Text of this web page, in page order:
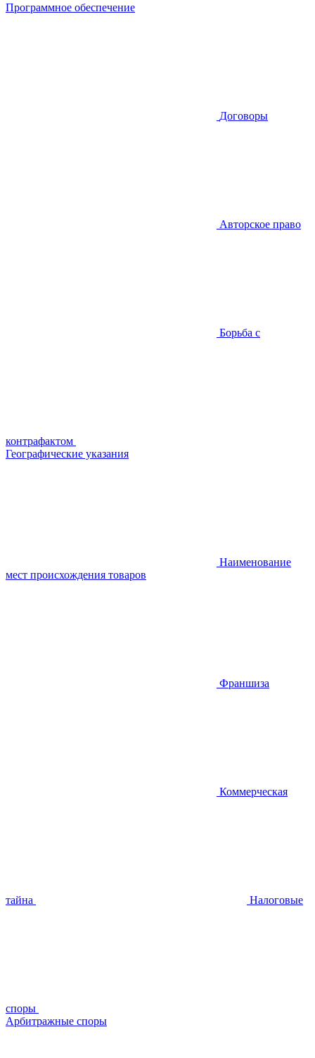
Программное обеспечение
Договоры
Авторское право
Борьба с
контрафактом
Географические указания
Наименование
мест происхождения товаров
Франшиза
Коммерческая
тайна Налоговые
споры
Арбитражные споры